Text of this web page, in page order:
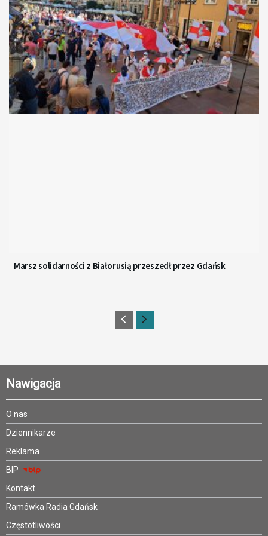
Marsz solidarności z Białorusią przeszedł przez Gdańsk
Nawigacja
O nas
Dziennikarze
Reklama
BIP
Kontakt
Ramówka Radia Gdańsk
Częstotliwości